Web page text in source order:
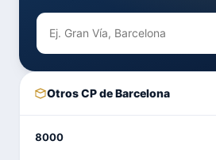
Otros CP de Barcelona
8000